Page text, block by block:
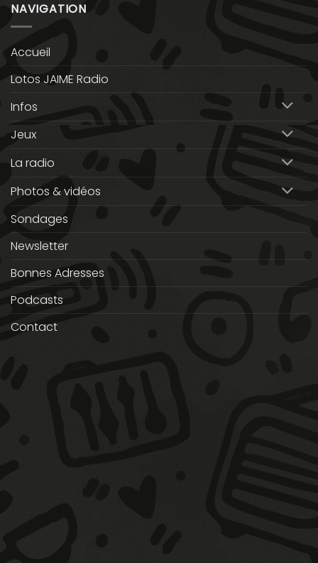
NAVIGATION
Accueil
Lotos JAIME Radio
Infos
Jeux
La radio
Photos & vidéos
Sondages
Newsletter
Bonnes Adresses
Podcasts
Contact